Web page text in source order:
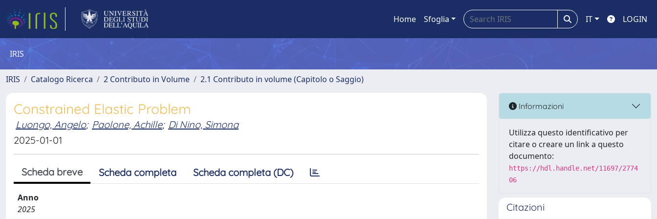
Home Sfoglia IT LOGIN
IRIS
IRIS Catalogo Ricerca 2 Contributo in Volume 2.1 Contributo in volume (Capitolo o Saggio)
Constrained Elastic Problem
Luongo, Angelo; Paolone, Achille; Di Nino, Simona
2025-01-01
Scheda breve Scheda completa Scheda completa (DC)
Anno
2025
Informazioni
Utilizza questo identificativo per
citare o creare un link a questo
documento:
https://hdl.handle.net/11697/2774
06
Citazioni